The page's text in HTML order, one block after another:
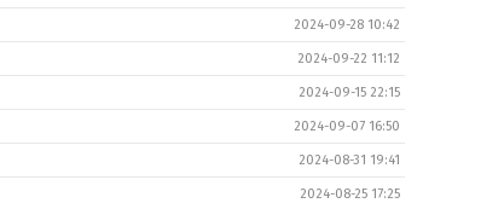
2024-09-28 10:42
2024-09-22 11:12
2024-09-15 22:15
2024-09-07 16:50
2024-08-31 19:41
2024-08-25 17:25